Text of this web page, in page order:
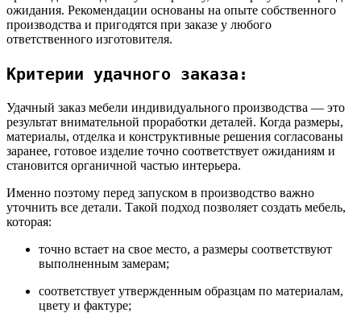
ожидания. Рекомендации основаны на опыте собственного
производства и пригодятся при заказе у любого
ответственного изготовителя.
Критерии удачного заказа:
Удачный заказ мебели индивидуального производства — это
результат внимательной проработки деталей. Когда размеры,
материалы, отделка и конструктивные решения согласованы
заранее, готовое изделие точно соответствует ожиданиям и
становится органичной частью интерьера.
Именно поэтому перед запуском в производство важно
уточнить все детали. Такой подход позволяет создать мебель,
которая:
точно встает на свое место, а размеры соответствуют
выполненным замерам;
соответствует утвержденным образцам по материалам,
цвету и фактуре;